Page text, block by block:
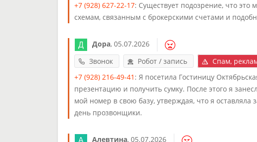
+7 (928) 627-22-17: Существует подозрение, что
схемам, связанным с брокерскими счетами и
Дора, 05.07.2026
Звонок
Робот / запись
Спам,
+7 (928) 216-49-41 : Я посетила Гостиницу
презентацию и получить сумку. После этого я
мой номер в свою базу, утверждая, что я оставляла
день прозвонщики.
Алевтина, 05.07.2026